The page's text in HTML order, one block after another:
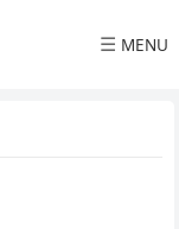
☰ MENU